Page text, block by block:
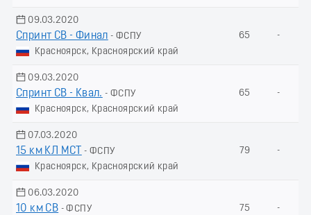
09.03.2020
Спринт СВ - Финал - ФСПУ
Красноярск, Красноярский край
65 -
09.03.2020
Спринт СВ - Квал. - ФСПУ
Красноярск, Красноярский край
65 -
07.03.2020
15 км КЛ МСТ
- ФСПУ
Красноярск, Красноярский край
79 -
06.03.2020
10 км СВ - ФСПУ
75 -